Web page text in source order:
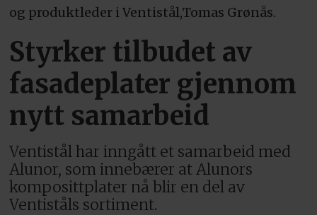
og produktleder i Ventistål,Tomas Grønås.
Styrker tilbudet av
fasadeplater gjennom
nytt samarbeid
Ventistål har inngått et samarbeid med
Alunor, som innebærer at Alunors
komposittplater nå blir en del av
Ventiståls sortiment.